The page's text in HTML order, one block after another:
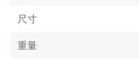
尺寸
重量